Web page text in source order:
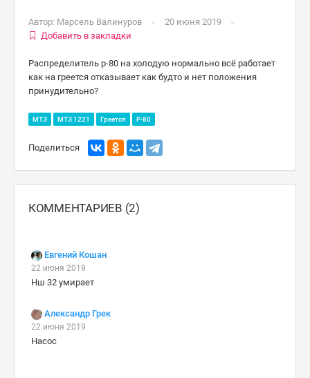
Автор: Марсель Валинуров
20 июня 2019
Добавить в закладки
Распределитель р-80 на холодую нормально всё работает
как на греется отказывает как будто и нет положения
принудительно?
МТЗ МТЗ 1221 Греется Р-80
Поделиться
КОММЕНТАРИЕВ (2)
Евгений Кошан
22 июня 2019
Нш 32 умирает
Александр Грек
22 июня 2019
Насос